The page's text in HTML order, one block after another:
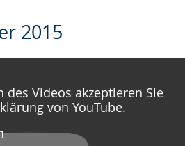
2015
des Videos akzeptieren Sie
von YouTube.